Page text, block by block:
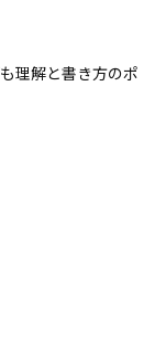
理解と書き方のポ